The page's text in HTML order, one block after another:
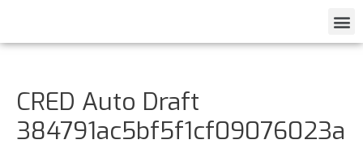
CRED Auto Draft
384791ac5bf5f1cf09076023a